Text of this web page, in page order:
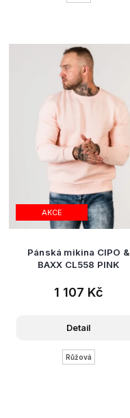
AKCE
Pánská mikina CIPO &
BAXX CL558 PINK
1 107 Kč
Detail
Růžová